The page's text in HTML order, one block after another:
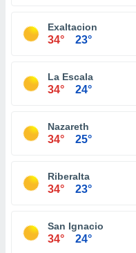
Exaltacion
34° 23°
La Escala
34° 24°
Nazareth
34° 25°
Riberalta
34° 23°
San Ignacio
34° 24°